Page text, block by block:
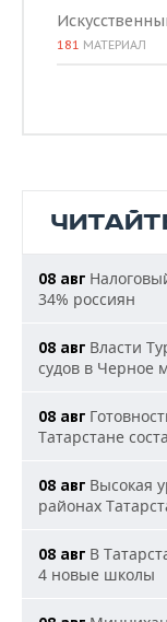
181 МАТЕРИАЛ
08 авг
34% россиян
08 авг Власти
судов в Черное
08 авг
Татарстане
08 авг Высокая
районах
08 авг В
4 новые школы